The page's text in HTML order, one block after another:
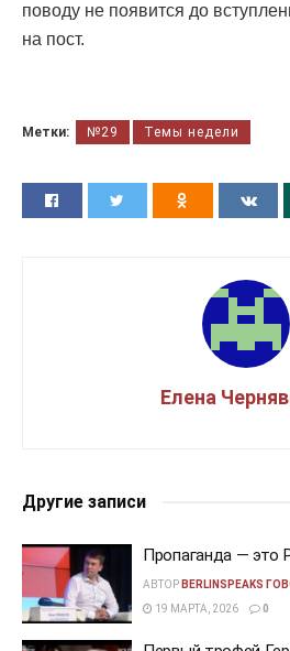
поводу не появится до
на пост.
Метки: №29 Темы недели
Елена
Другие записи
Пропаганда — это
АВТОР BERLINSPEAKS
19 МАРТА, 2026
0